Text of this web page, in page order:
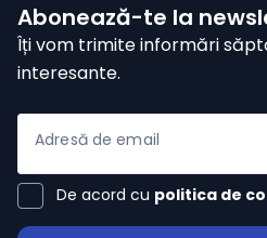
Abonează-te la
Îți vom trimite informări
interesante.
Adresă de email
De acord cu politica de